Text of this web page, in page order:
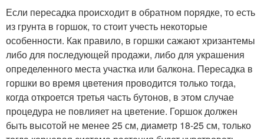
Если пересадка происходит в обратном порядке, то есть
из грунта в горшок, то стоит учесть некоторые
особенности. Как правило, в горшки сажают хризантемы
либо для последующей продажи, либо для украшения
определенного места участка или балкона. Пересадка в
горшки во время цветения проводится только тогда,
когда откроется третья часть бутонов, в этом случае
процедура не повлияет на цветение. Горшок должен
быть высотой не менее 25 см, диаметр 18-25 см, только